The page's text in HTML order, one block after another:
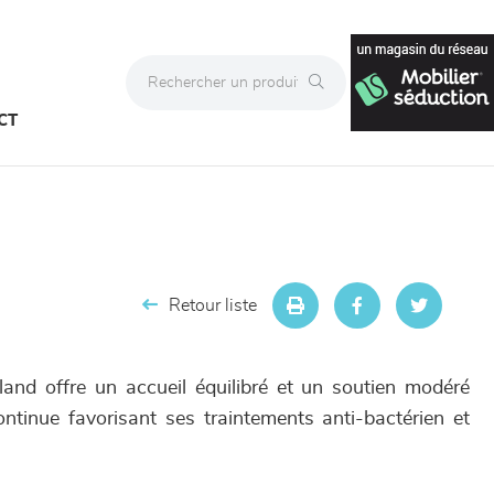
Retour liste
offre un accueil équilibré et un soutien modéré
favorisant ses traintements anti-bactérien et